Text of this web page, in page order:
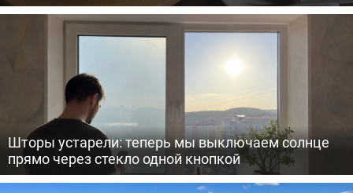
Шторы устарели: теперь мы выключаем солнце
прямо через стекло одной кнопкой